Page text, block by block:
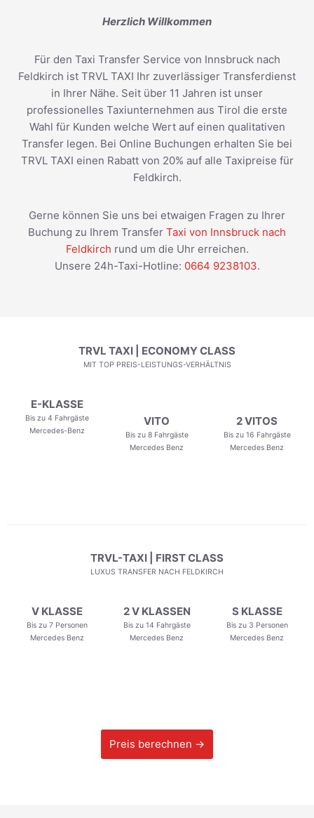
Herzlich Willkommen
Für den Taxi Transfer Service von Innsbruck nach
Feldkirch ist TRVL TAXI Ihr zuverlässiger Transferdienst
in Ihrer Nähe. Seit über 11 Jahren ist unser
professionelles Taxiunternehmen aus Tirol die erste
Wahl für Kunden welche Wert auf einen qualitativen
Transfer legen. Bei Online Buchungen erhalten Sie bei
TRVL TAXI einen Rabatt von 20% auf alle Taxipreise für
Feldkirch.
Gerne können Sie uns bei etwaigen Fragen zu Ihrer
Buchung zu Ihrem Transfer Taxi von Innsbruck nach
Feldkirch rund um die Uhr erreichen.
Unsere 24h-Taxi-Hotline: 0664 9238103.
TRVL TAXI | ECONOMY CLASS
MIT TOP PREIS-LEISTUNGS-VERHÄLTNIS
E-KLASSE
Bis zu 4 Fahrgäste
Mercedes-Benz
VITO
Bis zu 8 Fahrgäste
Mercedes Benz
2 VITOS
Bis zu 16 Fahrgäste
Mercedes Benz
TRVL-TAXI | FIRST CLASS
LUXUS TRANSFER NACH FELDKIRCH
V KLASSE
Bis zu 7 Personen
Mercedes Benz
2 V KLASSEN
Bis zu 14 Fahrgäste
Mercedes Benz
S KLASSE
Bis zu 3 Personen
Mercedes Benz
Preis berechnen →